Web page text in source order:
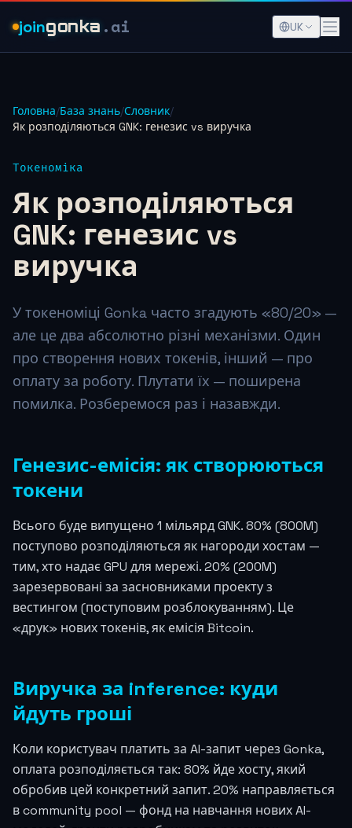
joingonka .ai UK
Головна/База знань/Словник/
Як розподіляються GNK: генезис vs виручка
Токеноміка
Як розподіляються
GNK: генезис vs
виручка
У токеноміці Gonka часто згадують «80/20» —
але це два абсолютно різні механізми. Один
про створення нових токенів, інший — про
оплату за роботу. Плутати їх — поширена
помилка. Розберемося раз і назавжди.
Генезис-емісія: як створюються
токени
Всього буде випущено 1 мільярд GNK. 80% (800M)
поступово розподіляються як нагороди хостам —
тим, хто надає GPU для мережі. 20% (200M)
зарезервовані за засновниками проекту з
вестингом (поступовим розблокуванням). Це
«друк» нових токенів, як емісія Bitcoin.
Виручка за inference: куди
йдуть гроші
Коли користувач платить за AI-запит через Gonka,
оплата розподіляється так: 80% йде хосту, який
обробив цей конкретний запит. 20% направляється
в community pool — фонд на навчання нових AI-